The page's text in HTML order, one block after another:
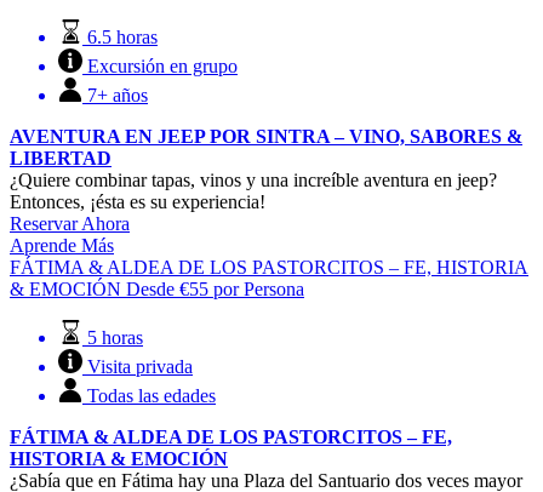
6.5 horas
Excursión en grupo
7+ años
AVENTURA EN JEEP POR SINTRA – VINO, SABORES &
LIBERTAD
¿Quiere combinar tapas, vinos y una increíble aventura en jeep?
Entonces, ¡ésta es su experiencia!
Reservar Ahora
Aprende Más
FÁTIMA & ALDEA DE LOS PASTORCITOS – FE, HISTORIA
& EMOCIÓN Desde €55 por Persona
5 horas
Visita privada
Todas las edades
FÁTIMA & ALDEA DE LOS PASTORCITOS – FE,
HISTORIA & EMOCIÓN
¿Sabía que en Fátima hay una Plaza del Santuario dos veces mayor